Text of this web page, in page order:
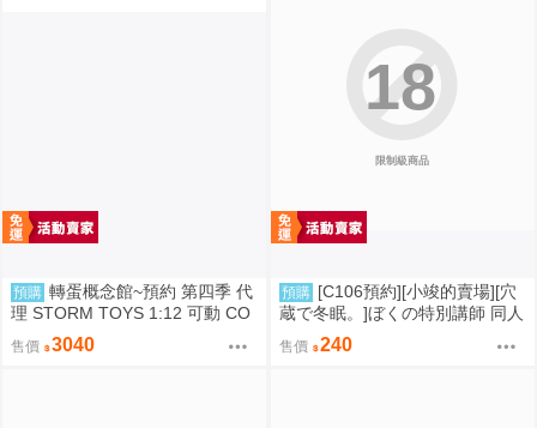
預購 轉蛋概念館~預約 第四季 代
理 STORM TOYS 1:12 可動 CO
BRA 眼鏡蛇 超商付款免訂金
售價 3040
限制級商品
18
預購 [C106預約][小竣的賣場][穴
蔵で冬眠。]ぼくの特別講師 同人
誌id=3056952
售價 240